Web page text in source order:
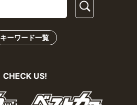
キーワード一覧
CHECK US!